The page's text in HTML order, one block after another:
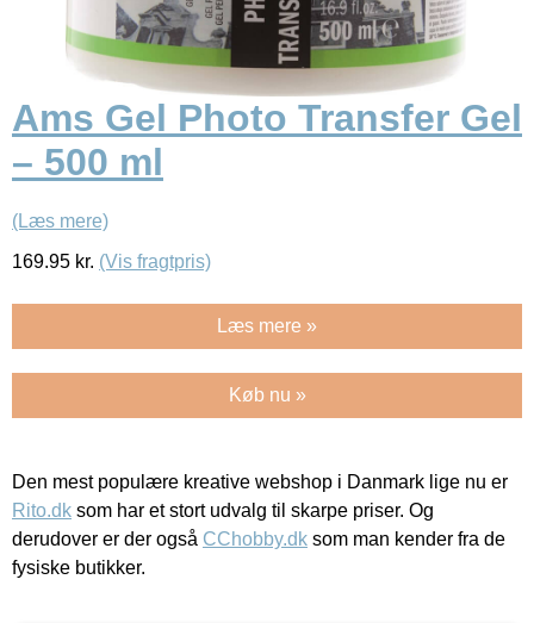
Ams Gel Photo Transfer Gel
– 500 ml
(Læs mere)
169.95 kr. (Vis fragtpris)
Læs mere »
Køb nu »
Den mest populære kreative webshop i Danmark lige nu er
Rito.dk som har et stort udvalg til skarpe priser. Og
derudover er der også CChobby.dk som man kender fra de
fysiske butikker.